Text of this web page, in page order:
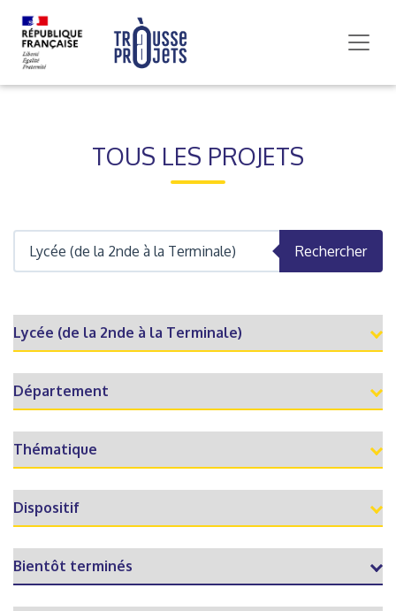
TOUS LES PROJETS
Rechercher